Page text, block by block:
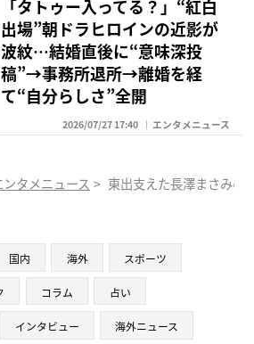
「タトゥー入ってる？」“紅白
出場”朝ドラヒロインの近影が
波紋…結婚直後に“意味深投
稿”→事務所退所→離婚を経
て“自分らしさ”全開
2026/07/27 17:40 エンタメニュース
ンタメニュース > 東出支えた長澤まさみ
国内 海外 スポーツ
コラム 占い
インタビュー 海外ニュース